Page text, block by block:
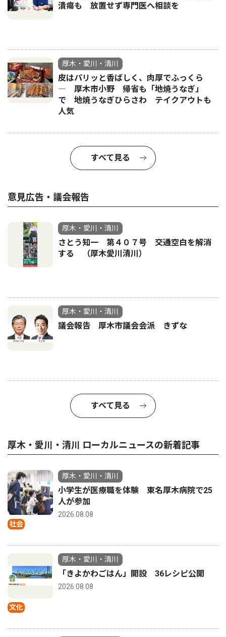
潰瘍も 放置せず専門医へ相談を
厚木・愛川・清川
皮はパリッと香ばしく、肉厚でふっくら
― 厚木市小野 帰省も「地焼うなぎ」
で 地焼うなぎひらさわ テイクアウトも
人気
すべて見る
意見広告・議会報告
厚木・愛川・清川
さとう知一 第４０７号 交通空白を解消
する （厚木愛川清川）
厚木・愛川・清川
議会報告 厚木市議会会派 きずな
すべて見る
厚木・愛川・清川 ローカルニュースの新着記事
社会
厚木・愛川・清川
小学生が医療職を体験 東名厚木病院で25
人が参加
2026.08.08
文化
厚木・愛川・清川
「きよかわごはん」開設 36レシピ公開
2026.08.08